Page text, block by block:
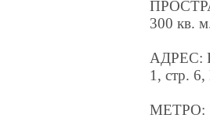
300 кв.
АДРЕС:
1, стр.
МЕТРО: